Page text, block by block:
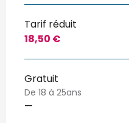
Tarif réduit
18,50 €
Gratuit
De 18 à 25ans
—